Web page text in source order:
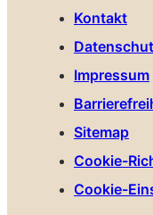
Kontakt
Impressum
Sitemap
Cookie-
Cookie-